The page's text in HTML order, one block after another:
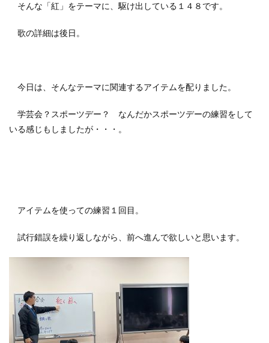
そんな「紅」をテーマに、駆け出している１４８です。
歌の詳細は後日。
今日は、そんなテーマに関連するアイテムを配りました。
学芸会？スポーツデー？ なんだかスポーツデーの練習をして
いる感じもしましたが・・・。
アイテムを使っての練習１回目。
試行錯誤を繰り返しながら、前へ進んで欲しいと思います。